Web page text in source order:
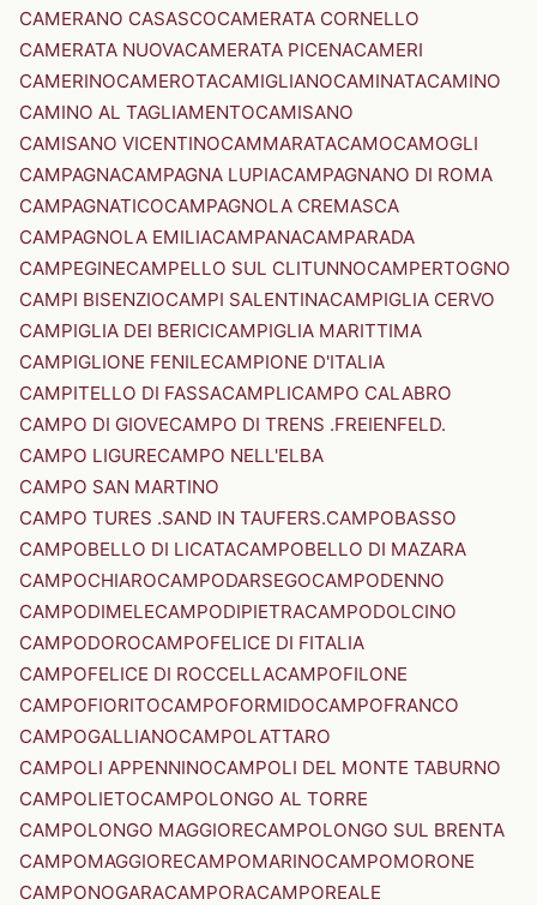
CAMERANO CASASCOCAMERATA CORNELLO
CAMERATA NUOVACAMERATA PICENACAMERI
CAMERINOCAMEROTACAMIGLIANOCAMINATACAMINO
CAMINO AL TAGLIAMENTOCAMISANO
CAMISANO VICENTINOCAMMARATACAMOCAMOGLI
CAMPAGNACAMPAGNA LUPIACAMPAGNANO DI ROMA
CAMPAGNATICOCAMPAGNOLA CREMASCA
CAMPAGNOLA EMILIACAMPANACAMPARADA
CAMPEGINECAMPELLO SUL CLITUNNOCAMPERTOGNO
CAMPI BISENZIOCAMPI SALENTINACAMPIGLIA CERVO
CAMPIGLIA DEI BERICICAMPIGLIA MARITTIMA
CAMPIGLIONE FENILECAMPIONE D'ITALIA
CAMPITELLO DI FASSACAMPLICAMPO CALABRO
CAMPO DI GIOVECAMPO DI TRENS .FREIENFELD.
CAMPO LIGURECAMPO NELL'ELBA
CAMPO SAN MARTINO
CAMPO TURES .SAND IN TAUFERS.CAMPOBASSO
CAMPOBELLO DI LICATACAMPOBELLO DI MAZARA
CAMPOCHIAROCAMPODARSEGOCAMPODENNO
CAMPODIMELECAMPODIPIETRACAMPODOLCINO
CAMPODOROCAMPOFELICE DI FITALIA
CAMPOFELICE DI ROCCELLACAMPOFILONE
CAMPOFIORITOCAMPOFORMIDOCAMPOFRANCO
CAMPOGALLIANOCAMPOLATTARO
CAMPOLI APPENNINOCAMPOLI DEL MONTE TABURNO
CAMPOLIETOCAMPOLONGO AL TORRE
CAMPOLONGO MAGGIORECAMPOLONGO SUL BRENTA
CAMPOMAGGIORECAMPOMARINOCAMPOMORONE
CAMPONOGARACAMPORACAMPOREALE